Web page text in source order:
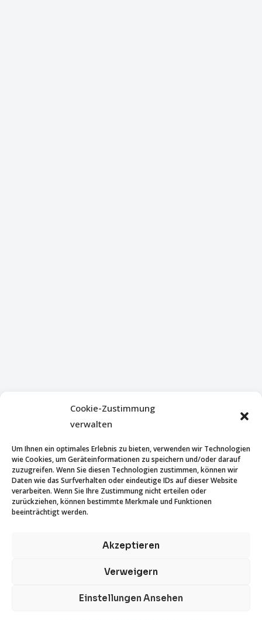
Cookie-Zustimmung
verwalten
Um Ihnen ein optimales Erlebnis zu bieten, verwenden wir Technologien
wie Cookies, um Geräteinformationen zu speichern und/oder darauf
zuzugreifen. Wenn Sie diesen Technologien zustimmen, können wir
Daten wie das Surfverhalten oder eindeutige IDs auf dieser Website
verarbeiten. Wenn Sie Ihre Zustimmung nicht erteilen oder
zurückziehen, können bestimmte Merkmale und Funktionen
beeinträchtigt werden.
Akzeptieren
Verweigern
Einstellungen Ansehen